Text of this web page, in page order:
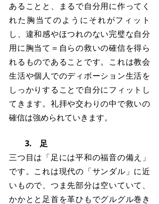
あることと、まるで自分用に作ってく
れた胸当てのようにそれがフィット
し、違和感やほつれのない完璧な自分
用に胸当て＝自らの救いの確信を得ら
れるものであることです。これは教会
生活や個人でのディボーション生活を
しっかりすることで自分にフィットし
てきます。礼拝や交わりの中で救いの
確信は強められていきます。
3.　足
三つ目は「足には平和の福音の備え」
です。これは現代の「サンダル」に近
いもので、つま先部分は空いていて、
かかとと足首を革ひもでグルグル巻き